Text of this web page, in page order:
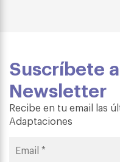
Suscríbete
Newsletter
Recibe en tu email las
Adaptaciones